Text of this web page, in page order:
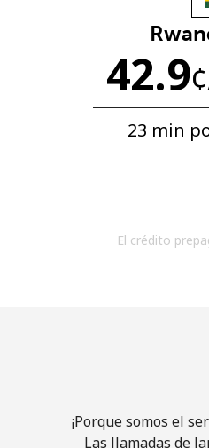
42.9¢
23 min
El crédito
¡Porque somos el
Las llamadas de